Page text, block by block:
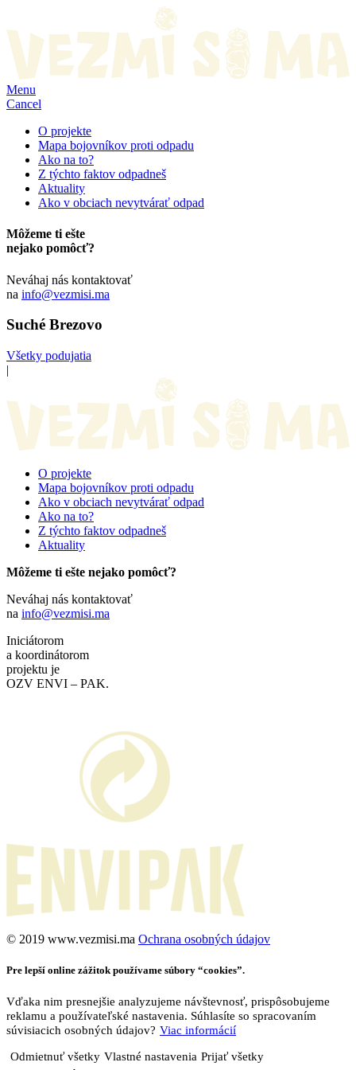
Menu
Cancel
O projekte
Mapa bojovníkov proti odpadu
Ako na to?
Z týchto faktov odpadneš
Aktuality
Ako v obciach nevytvárať odpad
Môžeme ti ešte
nejako pomôcť?
Neváhaj nás kontaktovať
na info@vezmisi.ma
Suché Brezovo
Všetky podujatia
|
O projekte
Mapa bojovníkov proti odpadu
Ako v obciach nevytvárať odpad
Ako na to?
Z týchto faktov odpadneš
Aktuality
Môžeme ti ešte nejako pomôcť?
Neváhaj nás kontaktovať
na info@vezmisi.ma
Iniciátorom
a koordinátorom
projektu je
OZV ENVI – PAK.
©️ 2019 www.vezmisi.ma Ochrana osobných údajov
Pre lepší online zážitok používame súbory “cookies”.
Vďaka nim presnejšie analyzujeme návštevnosť, prispôsobujeme
reklamu a používateľské nastavenia. Súhlasíte so spracovaním
súvisiacich osobných údajov? Viac informácií
Odmietnuť všetky Vlastné nastavenia Prijať všetky